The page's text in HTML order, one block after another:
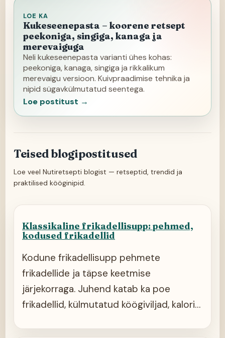
LOE KA
Kukeseenepasta – koorene retsept
peekoniga, singiga, kanaga ja
merevaiguga
Neli kukeseenepasta varianti ühes kohas:
peekoniga, kanaga, singiga ja rikkalikum
merevaigu versioon. Kuivpraadimise tehnika ja
nipid sügavkülmutatud seentega.
Loe postitust →
Teised blogipostitused
Loe veel Nutiretsepti blogist — retseptid, trendid ja
praktilised kööginipid.
Klassikaline frikadellisupp: pehmed,
kodused frikadellid
Kodune frikadellisupp pehmete
frikadellide ja täpse keetmise
järjekorraga. Juhend katab ka poe
frikadellid, külmutatud köögiviljad, kalorid